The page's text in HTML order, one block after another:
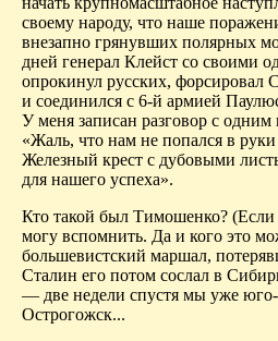
своему народу, что наше
внезапно грянувших полярных
дней генерал Клейст со своими
опрокинул русских, форсировал
и соединился с 6-й армией
У меня записан разговор с
«Жаль, что нам не попался в
Железный крест с дубовыми
для нашего успеха».
Кто такой был Тимошенко?
могу вспомнить. Да и кого это
большевистский маршал,
Сталин его потом сослал в
— две недели спустя мы уже
Острогожск...